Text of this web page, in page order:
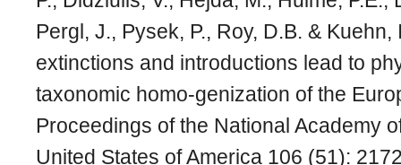
Pergl, J., Pysek, P., Roy, D.B. & Kuehn,
extinctions and introductions lead to
taxonomic homo-genization of the
Proceedings of the National Academy
United States of America 106 (51):